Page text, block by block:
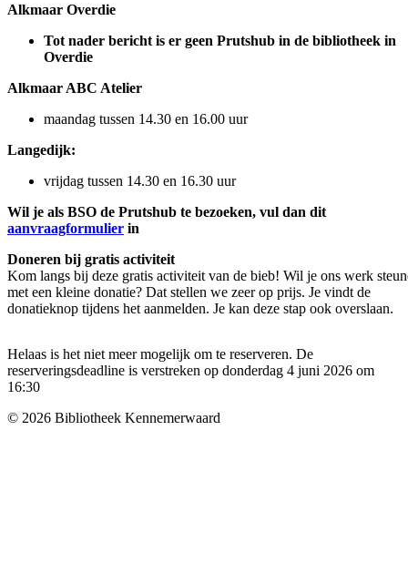
Alkmaar Overdie
Tot nader bericht is er geen Prutshub in de bibliotheek in
Overdie
Alkmaar ABC Atelier
maandag tussen 14.30 en 16.00 uur
Langedijk:
vrijdag tussen 14.30 en 16.30 uur
Wil je als BSO de Prutshub te bezoeken, vul dan dit
aanvraagformulier in
Doneren bij gratis activiteit
Kom langs bij deze gratis activiteit van de bieb! Wil je ons werk
met een kleine donatie? Dat stellen we zeer op prijs. Je vindt de
donatieknop tijdens het aanmelden. Je kan deze stap ook overslaan.
Helaas is het niet meer mogelijk om te reserveren. De
reserveringsdeadline is verstreken op donderdag 4 juni 2026 om
16:30
© 2026 Bibliotheek Kennemerwaard